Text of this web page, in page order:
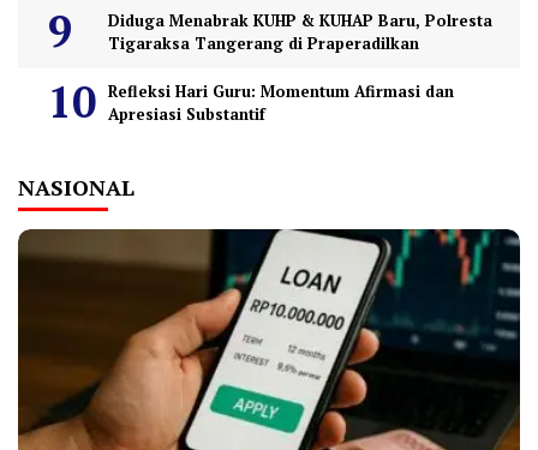
Diduga Menabrak KUHP & KUHAP Baru, Polresta
Tigaraksa Tangerang di Praperadilkan
Refleksi Hari Guru: Momentum Afirmasi dan
Apresiasi Substantif
NASIONAL